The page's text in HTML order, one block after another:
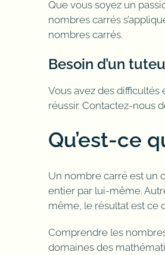
Que vous soyez un
nombres carrés
nombres carrés.
Besoin d’un
Vous avez des
réussir. Contactez-nous
Qu’est-ce
Un nombre carré est un
entier par lui-même.
même, le résultat est ce
Comprendre les
domaines des